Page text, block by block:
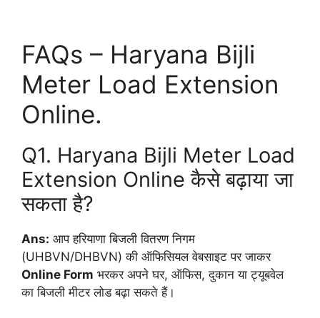
FAQs – Haryana Bijli
Meter Load Extension
Online.
Q1. Haryana Bijli Meter Load
Extension Online कैसे बढ़ाया जा
सकता है?
Ans: आप हरियाणा बिजली वितरण निगम
(UHBVN/DHBVN) की ऑफिसियल वेबसाइट पर जाकर
Online Form भरकर अपने घर, ऑफिस, दुकान या ट्यूबवेल
का बिजली मीटर लोड बढ़ा सकते हैं।